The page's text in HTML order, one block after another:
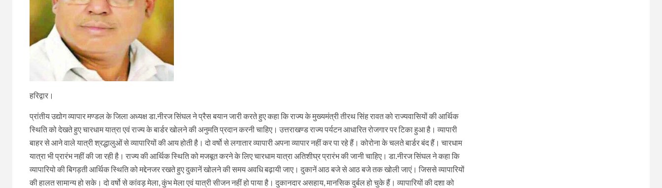
हरिद्वार।
प्रांतीय उद्योग व्यापार मण्डल के जिला अध्यक्ष डा.नीरज सिंघल ने प्रैस बयान जारी करते हुए कहा कि राज्य के मुख्यमंत्री तीरथ सिंह रावत को राज्यवासियों की आर्थिक
स्थिति को देखते हुए चारधाम यात्रा एवं राज्य के बार्डर खोलने की अनुमति प्रदान करनी चाहिए। उत्तराखण्ड राज्य पर्यटन आधारित रोजगार पर टिका हुआ है। व्यापारी
बाहर से आने वाले यात्री श्रद्धालुओं से व्यापारियों की आय होती है। दो वर्षो से लगातार व्यापारी अपना व्यापार नहीं कर पा रहे हैं। कोरोना के चलते बार्डर बंद हैं। चारधाम
यात्रा भी प्रारंभ नहीं की जा रही है। राज्य की आर्थिक स्थिति को मजबूत करने के लिए चारधाम यात्रा अतिशीघ्र प्रारंभ की जानी चाहिए। डा.नीरज सिंघल ने कहा कि
व्यापारियो की बिगड़ती आर्थिक स्थिति को मद्देनजर रखते हुए दुकानें खोलने की समय अवधि बढ़ायी जाए। दुकानें आठ बजे से आठ बजे तक खोली जाएं। जिससे व्यापारियों
की हालत सामान्य हो सके। दो वर्षो से कांवड़ मेला, कुंभ मेला एवं यात्री सीजन नहीं हो पाया है। दुकानदार असहाय, मानसिक दुर्बल हो चुके हैं। व्यापारियों की दशा को